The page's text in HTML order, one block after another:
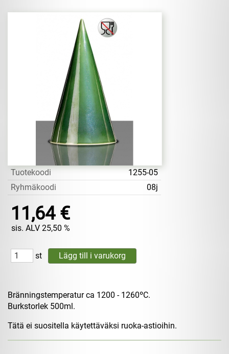
Tuotekoodi
1255-05
Ryhmäkoodi
08j
11,64 €
sis. ALV 25,50 %
st
Bränningstemperatur ca 1200 - 1260ºC.
Burkstorlek 500ml.
Tätä ei suositella käytettäväksi ruoka-astioihin.